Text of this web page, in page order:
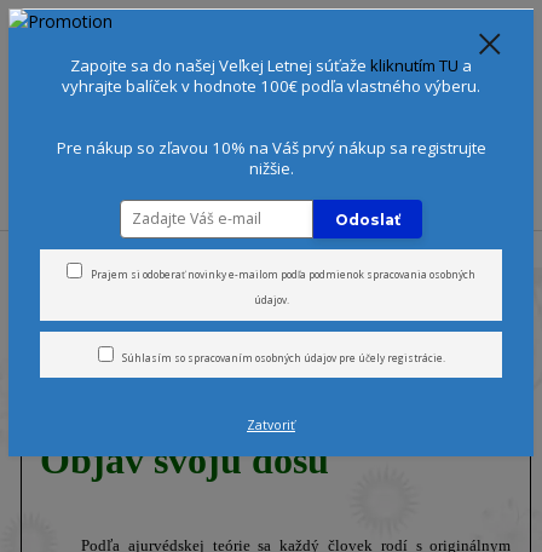
EUR
+421 905 378 103 (Po-Ne, 9-21 hod.)
Úvod
Objav svoju dóšu
Podľa ajurvédskej teórie sa každý človek rodí s originálnym
Zapojte sa do našej Veľkej Letnej súťaže kliknutím TU a
vyhrajte balíček v hodnote 100€ podľa vlastného výberu.
Pre nákup so zľavou 10% na Váš prvý nákup sa registrujte
nižšie.
Odoslať
Prajem si odoberať novinky e-mailom podľa podmienok spracovania osobných
údajov.
Súhlasím so spracovaním osobných údajovpre účely registrácie.
Zatvoriť